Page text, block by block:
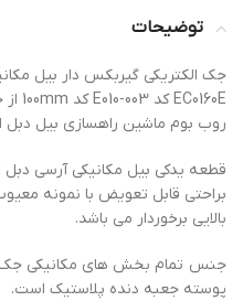
توضیحات
روب بوم ماشین راهسازی بیل دبل
قطعه یدکی بیل مکانیکی آرسی دبل
براحتی قابل تعویض با نمونه
بالایی برخوردار می باشد.
جنس تمام بخش های مکانیکی جک
پوسته جعبه دنده پلاستیک است.